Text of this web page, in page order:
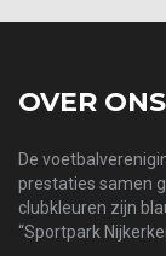
OVER ONS
De
prestaties samen
clubkleuren zijn
“Sportpark